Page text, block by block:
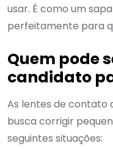
usar. É como um
perfeitamente para
Quem pode
candidato
As lentes de contato
busca corrigir
seguintes situações: